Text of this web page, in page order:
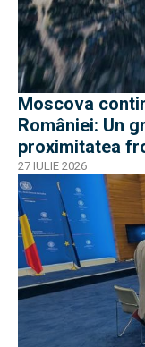
Moscova
României: Un
proximitatea
27 IULIE 2026